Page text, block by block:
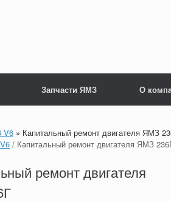
Запчасти ЯМЗ О
V6 » Капитальный ремонт двигателя ЯМЗ
/ Капитальный ремонт двигателя ЯМЗ
ремонт двигателя